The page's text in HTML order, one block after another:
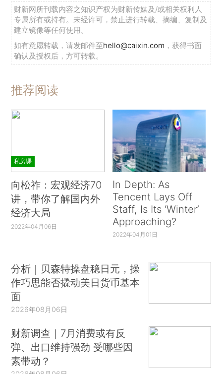
财新网所刊载内容之知识产权为财新传媒及/或相关权利人
专属所有或持有。未经许可，禁止进行转载、摘编、复制及
建立镜像等任何使用。
如有意愿转载，请发邮件至hello@caixin.com ，获得书面
确认及授权后，方可转载。
推荐阅读
私房课
向松祚：宏观经济70
讲，带你了解国内外
经济大局
2022年04月06日
In Depth: As
Tencent Lays Off
Staff, Is Its ‘Winter’
Approaching?
2022年04月01日
分析｜贝森特操盘稳日元，操
作巧思能否撬动美日货币基本
面
2026年08月06日
财新调查｜7月消费或有反
弹、出口维持强劲 受哪些因
素带动？